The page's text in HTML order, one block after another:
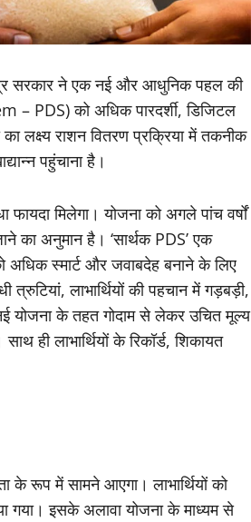
सरकार ने एक नई और आधुनिक पहल की
PDS) को अधिक पारदर्शी, डिजिटल
लक्ष्य राशन वितरण प्रक्रिया में तकनीक
पहुंचाना है।
मिलेगा। योजना को अगले पांच वर्षों
का अनुमान है। ‘सार्थक PDS’ एक
अधिक स्मार्ट और जवाबदेह बनाने के लिए
त्रुटियां, लाभार्थियों की पहचान में गड़बड़ी,
योजना के तहत गोदाम से लेकर उचित मूल्य
ही लाभार्थियों के रिकॉर्ड, शिकायत
के रूप में सामने आएगा। लाभार्थियों को
इसके अलावा योजना के माध्यम से